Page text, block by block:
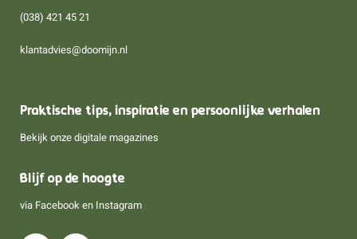
(038) 421 45 21
klantadvies@doomijn.nl
Praktische tips, inspiratie en persoonlijke verhalen
Bekijk onze digitale magazines
Blijf op de hoogte
via Facebook en Instagram